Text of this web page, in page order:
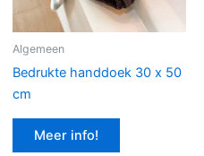
Algemeen
Bedrukte handdoek 30 x 50
cm
Meer info!